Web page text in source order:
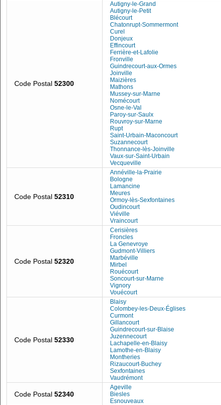
Code Postal 52300
Autigny-le-Grand
Autigny-le-Petit
Blécourt
Chatonrupt-Sommermont
Curel
Donjeux
Effincourt
Ferrière-et-Lafolie
Fronville
Guindrecourt-aux-Ormes
Joinville
Maizières
Mathons
Mussey-sur-Marne
Nomécourt
Osne-le-Val
Paroy-sur-Saulx
Rouvroy-sur-Marne
Rupt
Saint-Urbain-Maconcourt
Suzannecourt
Thonnance-lès-Joinville
Vaux-sur-Saint-Urbain
Vecqueville
Code Postal 52310
Annéville-la-Prairie
Bologne
Lamancine
Meures
Ormoy-lès-Sexfontaines
Oudincourt
Viéville
Vraincourt
Code Postal 52320
Cerisières
Froncles
La Genevroye
Gudmont-Villiers
Marbéville
Mirbel
Rouécourt
Soncourt-sur-Marne
Vignory
Vouécourt
Code Postal 52330
Blaisy
Colombey-les-Deux-Églises
Curmont
Gillancourt
Guindrecourt-sur-Blaise
Juzennecourt
Lachapelle-en-Blaisy
Lamothe-en-Blaisy
Montheries
Rizaucourt-Buchey
Sexfontaines
Vaudrémont
Code Postal 52340
Ageville
Biesles
Esnouveaux